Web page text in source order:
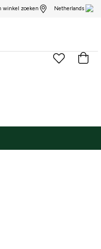
winkel zoeken Netherlands